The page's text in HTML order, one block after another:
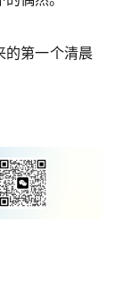
第一个清晨